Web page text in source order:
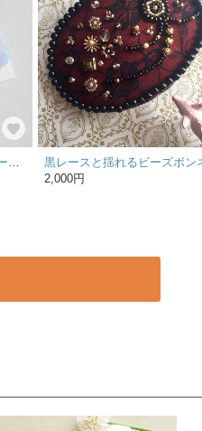
黒レースと揺れるビーズボン
2,000円